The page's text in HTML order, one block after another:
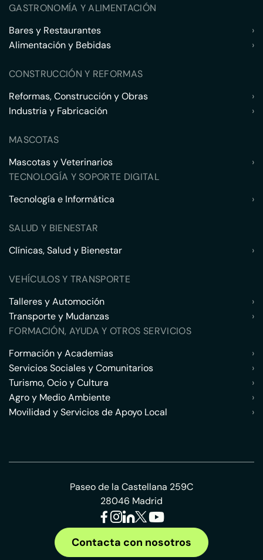
GASTRONOMÍA Y ALIMENTACIÓN
Bares y Restaurantes
›
Alimentación y Bebidas
›
CONSTRUCCIÓN Y REFORMAS
Reformas, Construcción y Obras
›
Industria y Fabricación
›
MASCOTAS
Mascotas y Veterinarios
›
TECNOLOGÍA Y SOPORTE DIGITAL
Tecnología e Informática
›
SALUD Y BIENESTAR
Clínicas, Salud y Bienestar
›
VEHÍCULOS Y TRANSPORTE
Talleres y Automoción
›
Transporte y Mudanzas
›
FORMACIÓN, AYUDA Y OTROS SERVICIOS
Formación y Academias
›
Servicios Sociales y Comunitarios
›
Turismo, Ocio y Cultura
›
Agro y Medio Ambiente
›
Movilidad y Servicios de Apoyo Local
›
Paseo de la Castellana 259C
28046 Madrid
Contacta con nosotros